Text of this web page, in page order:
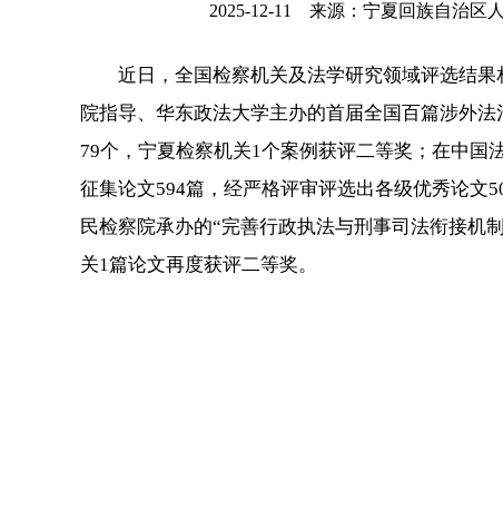
2025-12-11 来源：宁夏回族自治
近日，全国检察机关及法学研究领域评选结果
院指导、华东政法大学主办的首届全国百篇涉外
79个，宁夏检察机关1个案例获评二等奖；在中
征集论文594篇，经严格评审评选出各级优秀论文
民检察院承办的“完善行政执法与刑事司法衔接机
关1篇论文再度获评二等奖。